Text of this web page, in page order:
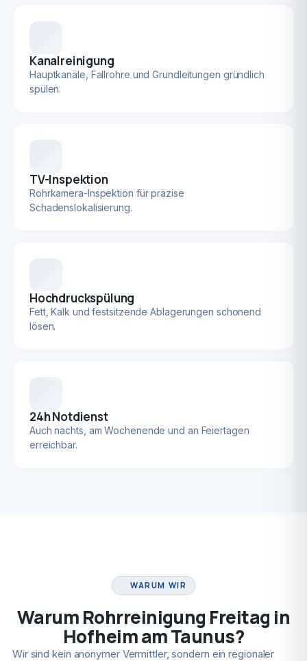
Kanalreinigung
Hauptkanäle, Fallrohre und Grundleitungen gründlich
spülen.
TV-Inspektion
Rohrkamera-Inspektion für präzise
Schadenslokalisierung.
Hochdruckspülung
Fett, Kalk und festsitzende Ablagerungen schonend
lösen.
24h Notdienst
Auch nachts, am Wochenende und an Feiertagen
erreichbar.
WARUM WIR
Warum Rohrreinigung Freitag in
Hofheim am Taunus?
Wir sind kein anonymer Vermittler, sondern ein regionaler